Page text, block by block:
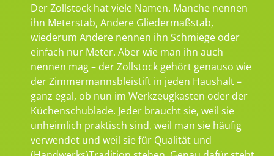
Der Zollstock hat viele Namen. Manche nennen
ihn Meterstab, Andere Gliedermaßstab,
wiederum Andere nennen ihn Schmiege oder
einfach nur Meter. Aber wie man ihn auch
nennen mag – der Zollstock gehört genauso wie
der Zimmermannsbleistift in jeden Haushalt –
ganz egal, ob nun im Werkzeugkasten oder der
Küchenschublade. Jeder braucht sie, weil sie
unheimlich praktisch sind, weil man sie häufig
verwendet und weil sie für Qualität und